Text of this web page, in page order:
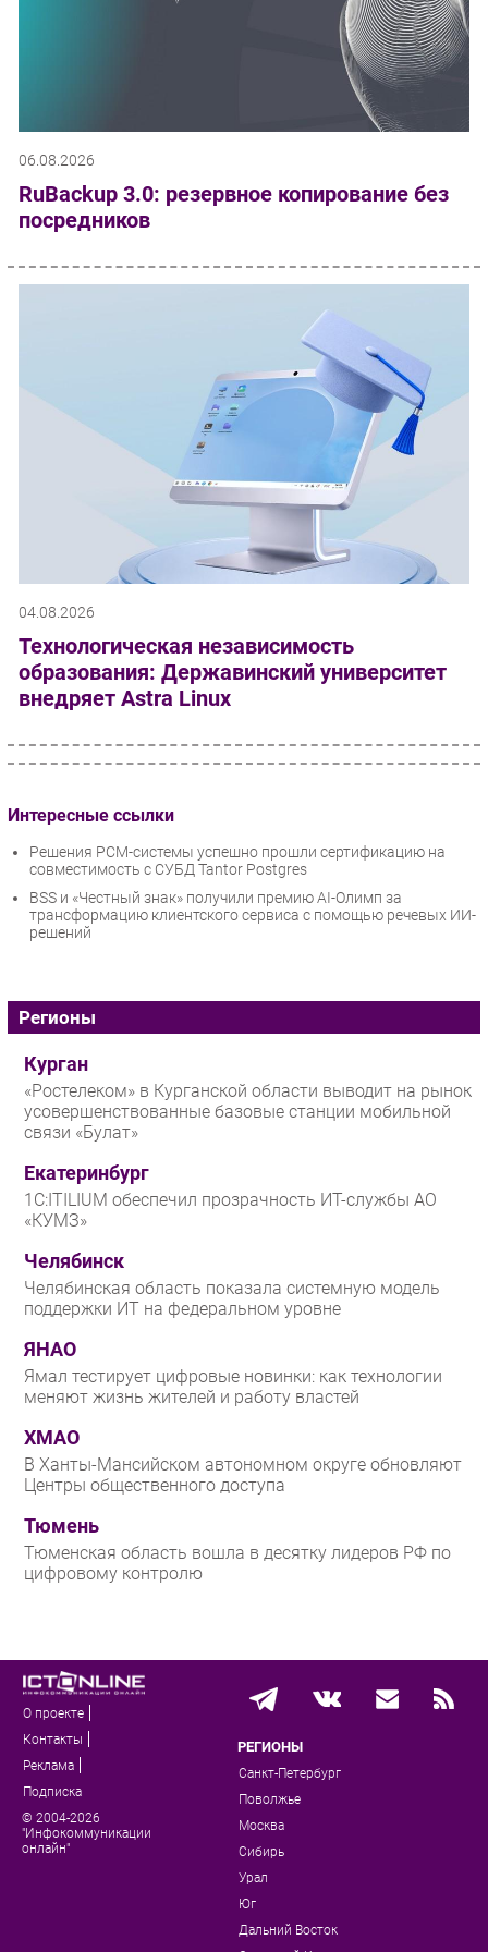
06.08.2026
RuBackup 3.0: резервное копирование без
посредников
04.08.2026
Технологическая независимость
образования: Державинский университет
внедряет Astra Linux
Интересные ссылки
Решения РСМ-системы успешно прошли сертификацию на
совместимость с СУБД Tantor Postgres
BSS и «Честный знак» получили премию AI-Олимп за
трансформацию клиентского сервиса с помощью речевых ИИ-
решений
Регионы
Курган
«Ростелеком» в Курганской области выводит на рынок
усовершенствованные базовые станции мобильной
связи «Булат»
Екатеринбург
1С:ITILIUM обеспечил прозрачность ИТ-службы АО
«КУМЗ»
Челябинск
Челябинская область показала системную модель
поддержки ИТ на федеральном уровне
ЯНАО
Ямал тестирует цифровые новинки: как технологии
меняют жизнь жителей и работу властей
ХМАО
В Ханты-Мансийском автономном округе обновляют
Центры общественного доступа
Тюмень
Тюменская область вошла в десятку лидеров РФ по
цифровому контролю
О проекте
Контакты
Реклама
Подписка
© 2004-2026
"Инфокоммуникации
онлайн"
РЕГИОНЫ
Санкт-Петербург
Поволжье
Москва
Сибирь
Урал
Юг
Дальний Восток